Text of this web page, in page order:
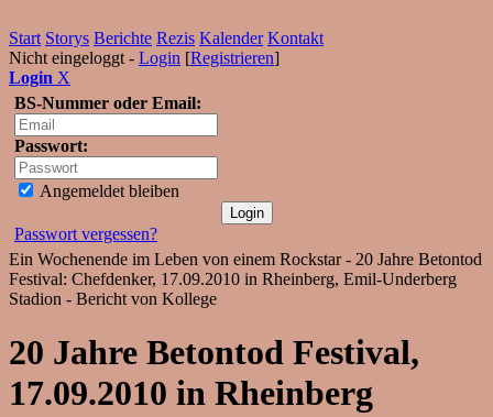
Start Storys Berichte Rezis Kalender Kontakt
Nicht eingeloggt - Login [Registrieren]
Login X
BS-Nummer oder Email:
Passwort:
Angemeldet bleiben
Passwort vergessen?
Ein Wochenende im Leben von einem Rockstar - 20 Jahre Betontod
Festival: Chefdenker, 17.09.2010 in Rheinberg, Emil-Underberg
Stadion - Bericht von Kollege
20 Jahre Betontod Festival,
17.09.2010 in Rheinberg